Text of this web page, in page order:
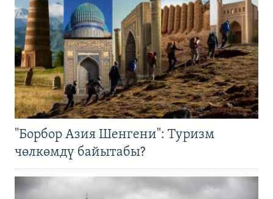
"Борбор Азия Шенгени": Туризм
чөлкөмдү байытабы?